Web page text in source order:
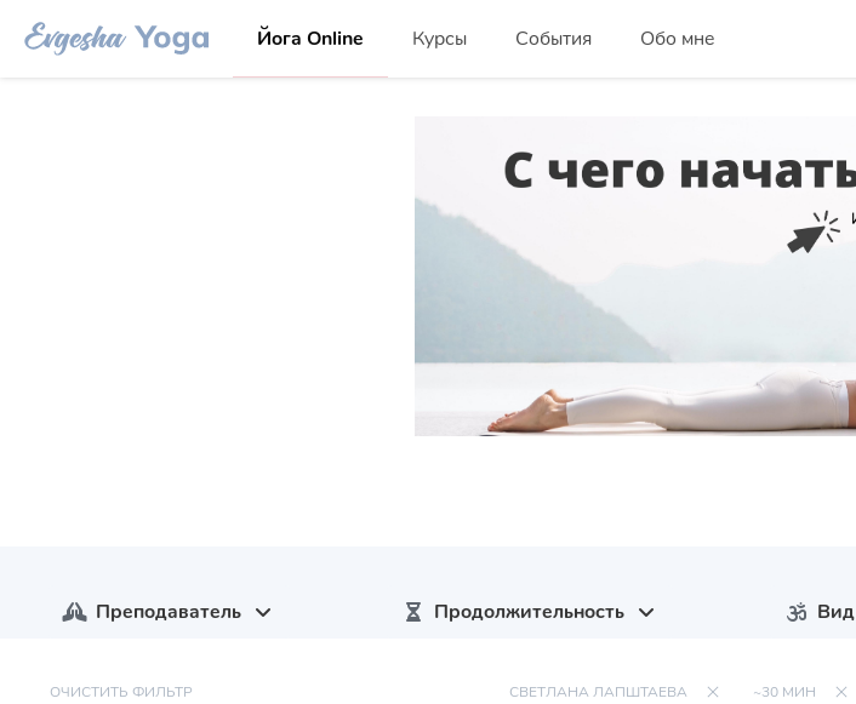
Йога Online Курсы События Обо мне
Преподаватель Продолжительность Вид
ОЧИСТИТЬ ФИЛЬТР СВЕТЛАНА ЛАПШТАЕВА ~30 МИН